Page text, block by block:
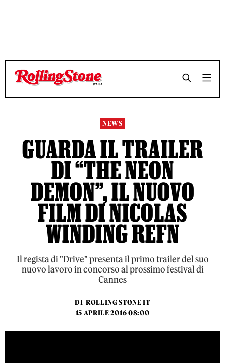
TEMPO DI LETTURA 2 MINUTI SHARE
TEMPO DI LETTURA 2 MINUTI SHARE
NEWS
GUARDA IL TRAILER
DI “THE NEON
DEMON”, IL NUOVO
FILM DI NICOLAS
WINDING REFN
Il regista di "Drive" presenta il primo trailer del suo
nuovo lavoro in concorso al prossimo festival di
Cannes
DI ROLLING STONE IT
15 APRILE 2016 08:00